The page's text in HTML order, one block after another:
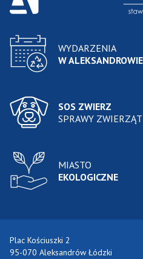
WYDARZENIA
W ALEKSANDROWIE
SOS ZWIERZ
SPRAWY ZWIERZĄT
MIASTO
EKOLOGICZNE
Plac Kościuszki 2
95-070 Aleksandrów Łódzki